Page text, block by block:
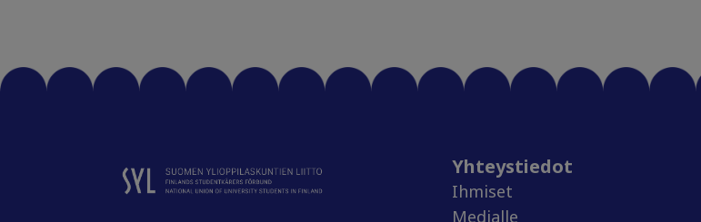
Yhteystiedot
Ihmiset
Medialle